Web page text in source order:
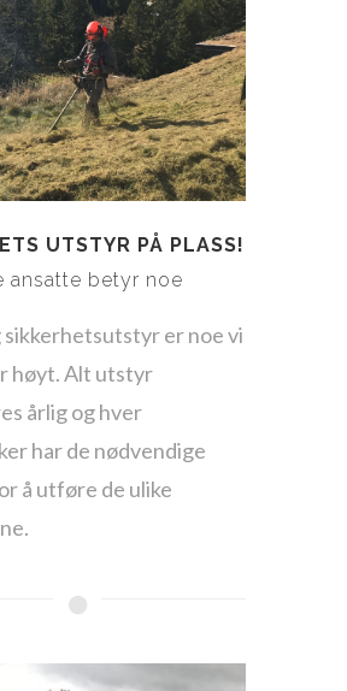
UTSTYR PÅ PLASS!
ansatte betyr noe
sikkerhetsutstyr er noe vi
høyt. Alt utstyr
årlig og hver
har de nødvendige
å utføre de ulike